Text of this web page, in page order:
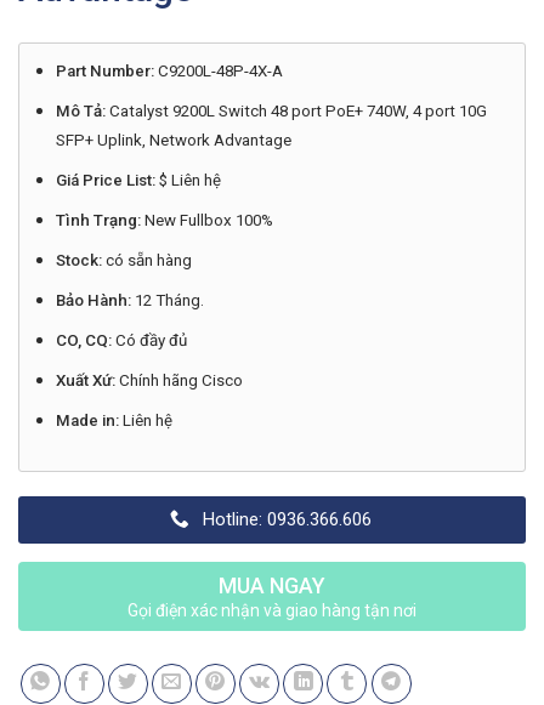
Part Number:C9200L-48P-4X-A
Mô Tả:Catalyst 9200L Switch 48 port PoE+ 740W, 4 port 10G
SFP+ Uplink, Network Advantage
Giá Price List:$ Liên hệ
Tình Trạng:New Fullbox 100%
Stock:có sẵn hàng
Bảo Hành: 12 Tháng.
CO, CQ: Có đầy đủ
Xuất Xứ:Chính hãng Cisco
Made in:Liên hệ
Hotline: 0936.366.606
MUA NGAY
Gọi điện xác nhận và giao hàng tận nơi